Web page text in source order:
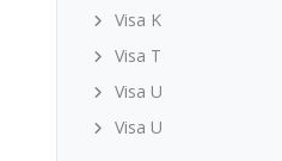
Visa K
Visa T
Visa U
Visa U